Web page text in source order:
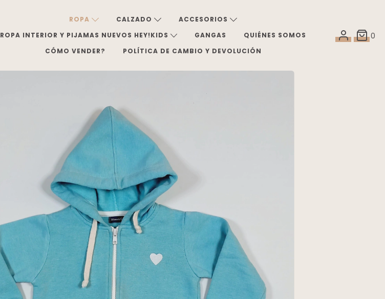
ROPA CALZADO
ACCESORIOS
ROPA INTERIOR Y PIJAMAS NUEVOS HEY!KIDS
GANGAS
QUIÉNES SOMOS
CÓMO VENDER?
POLÍTICA DE CAMBIO Y DEVOLUCIÓN
0